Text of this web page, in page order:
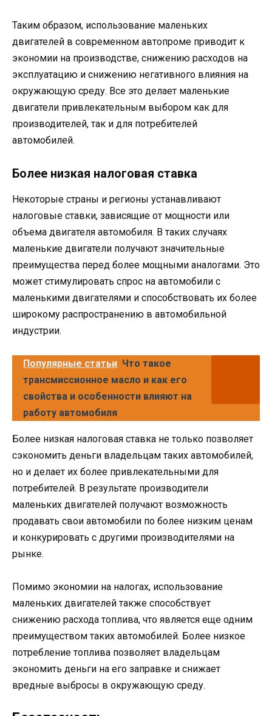
Таким образом, использование маленьких
двигателей в современном автопроме приводит к
экономии на производстве, снижению расходов на
эксплуатацию и снижению негативного влияния на
окружающую среду. Все это делает маленькие
двигатели привлекательным выбором как для
производителей, так и для потребителей
автомобилей.
Более низкая налоговая ставка
Некоторые страны и регионы устанавливают
налоговые ставки, зависящие от мощности или
объема двигателя автомобиля. В таких случаях
маленькие двигатели получают значительные
преимущества перед более мощными аналогами. Это
может стимулировать спрос на автомобили с
маленькими двигателями и способствовать их более
широкому распространению в автомобильной
индустрии.
Популярные статьи Что такое
трансмиссионное масло и как его
свойства и особенности влияют на
работу автомобиля
Более низкая налоговая ставка не только позволяет
сэкономить деньги владельцам таких автомобилей,
но и делает их более привлекательными для
потребителей. В результате производители
маленьких двигателей получают возможность
продавать свои автомобили по более низким ценам
и конкурировать с другими производителями на
рынке.
Помимо экономии на налогах, использование
маленьких двигателей также способствует
снижению расхода топлива, что является еще одним
преимуществом таких автомобилей. Более низкое
потребление топлива позволяет владельцам
экономить деньги на его заправке и снижает
вредные выбросы в окружающую среду.